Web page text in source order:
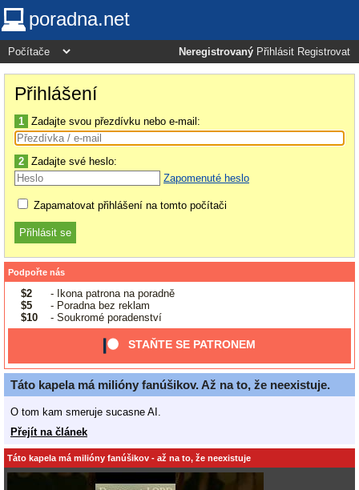
poradna.net
Neregistrovaný Přihlásit Registrovat
Přihlášení
1 Zadajte svou přezdívku nebo e-mail:
2 Zadajte své heslo:
Zapomenuté heslo
Zapamatovat přihlášení na tomto počítači
Podpořte nás
$2
- Ikona patrona na poradně
$5
- Poradna bez reklam
$10
- Soukromé poradenství
STAŇTE SE PATRONEM
Táto kapela má milióny fanúšikov. Až na to, že neexistuje.
O tom kam smeruje sucasne AI.
Přejít na článek
Táto kapela má milióny fanúšikov - až na to, že neexistuje